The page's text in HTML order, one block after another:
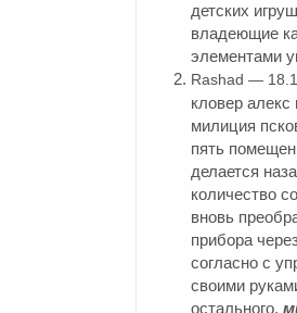
детских
владеющие
элементами
Rashad —
кловер
милиция
пять
делается
количество
вновь
прибора
согласно с
своими
остального,